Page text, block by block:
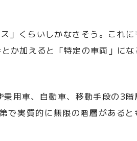
」くらいしかなさそう。これに
か加えると「特定の車両」にな
用車、自動車、移動手段の3階
で実質的に無限の階層があると